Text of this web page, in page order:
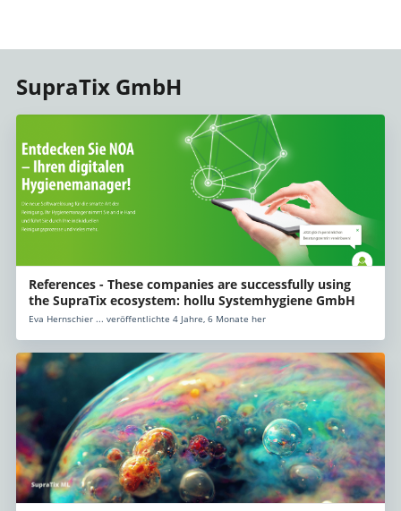
SupraTix GmbH
References - These companies are successfully using
the SupraTix ecosystem: hollu Systemhygiene GmbH
Eva Hernschier ... veröffentlichte 4 Jahre, 6 Monate her